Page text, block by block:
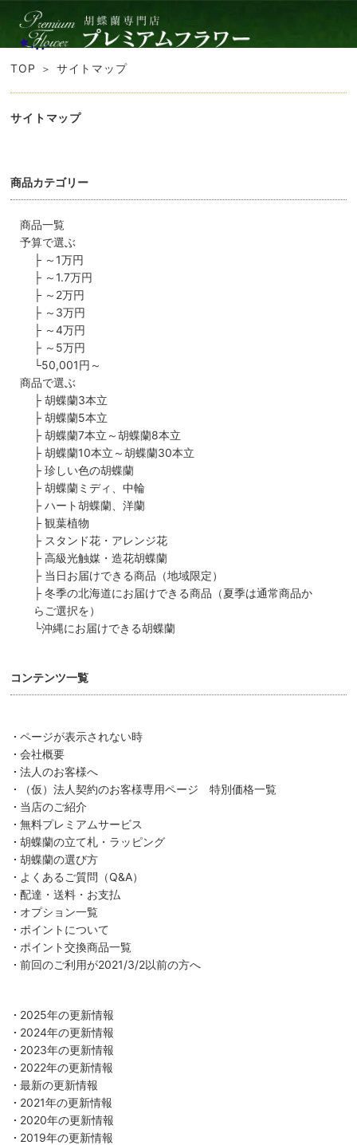
TOP サイトマップ
サイトマップ
商品カテゴリー
商品一覧
予算で選ぶ
├ ～1万円
├ ～1.7万円
├ ～2万円
├ ～3万円
├ ～4万円
├ ～5万円
└50,001円～
商品で選ぶ
├胡蝶蘭3本立
├胡蝶蘭5本立
├胡蝶蘭7本立～胡蝶蘭8本立
├胡蝶蘭10本立～胡蝶蘭30本立
├珍しい色の胡蝶蘭
├胡蝶蘭ミディ、中輪
├ハート胡蝶蘭、洋蘭
├観葉植物
├ スタンド花・アレンジ花
├高級光触媒・造花胡蝶蘭
├ 当日お届けできる商品（地域限定）
├冬季の北海道にお届けできる商品（夏季は通常商品か
らご選択を）
└沖縄にお届けできる胡蝶蘭
コンテンツ一覧
ページが表示されない時
会社概要
法人のお客様へ
（仮）法人契約のお客様専用ページ 特別価格一覧
当店のご紹介
無料プレミアムサービス
胡蝶蘭の立て札・ラッピング
胡蝶蘭の選び方
よくあるご質問（Q&A）
配達・送料・お支払
オプション一覧
ポイントについて
ポイント交換商品一覧
前回のご利用が2021/3/2以前の方へ
2025年の更新情報
2024年の更新情報
2023年の更新情報
2022年の更新情報
最新の更新情報
2021年の更新情報
2020年の更新情報
2019年の更新情報